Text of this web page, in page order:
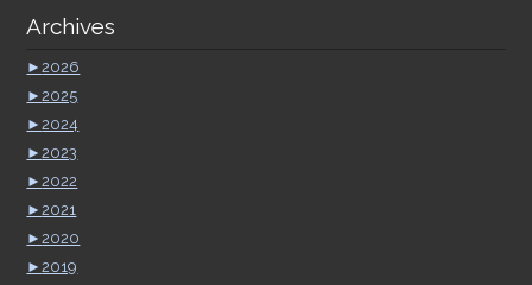
Archives
►2026
►2025
►2024
►2023
►2022
►2021
►2020
►2019